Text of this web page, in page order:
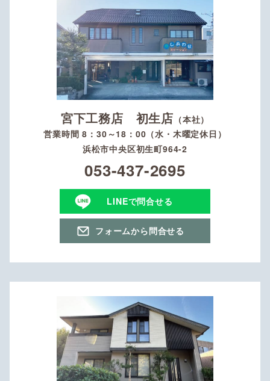
宮下工務店 初生店 （本社）
営業時間 8：30～18：00（水・木曜定休日）
浜松市中央区初生町964-2
053-437-2695
LINEで問合せる
フォームから問合せる